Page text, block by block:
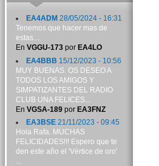
EA4ADM 28/05/2024 - 16:31
Tenemos que hacer mas de
estas....
En VGGU-173por EA4LO
EA4BBB 15/12/2023 - 10:56
MUY BUENAS. OS DESEO A
TODOS LOS AMIGOS Y
SIMPATIZANTES DEL RADIO
CLUB UNA FELICES...
En VGSA-189por EA3FNZ
EA3BSE21/11/2023 - 09:45
Hola Rafa. MUCHAS
FELICIDADES!!! Espero que te
den este año el 'Vértice de oro'
...